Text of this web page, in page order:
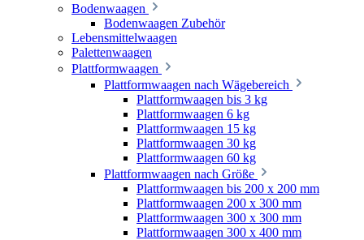
Bodenwaagen
Bodenwaagen Zubehör
Lebensmittelwaagen
Palettenwaagen
Plattformwaagen
Plattformwaagen nach Wägebereich
Plattformwaagen bis 3 kg
Plattformwaagen 6 kg
Plattformwaagen 15 kg
Plattformwaagen 30 kg
Plattformwaagen 60 kg
Plattformwaagen nach Größe
Plattformwaagen bis 200 x 200 mm
Plattformwaagen 200 x 300 mm
Plattformwaagen 300 x 300 mm
Plattformwaagen 300 x 400 mm